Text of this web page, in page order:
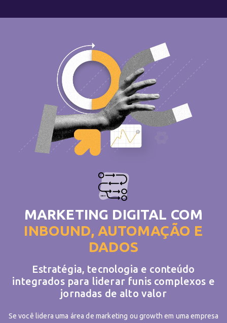
MARKETING DIGITAL COM
INBOUND, AUTOMAÇÃO E
DADOS
Estratégia, tecnologia e conteúdo
integrados para liderar funis complexos e
jornadas de alto valor
Se você lidera uma área de marketing ou growth em uma empresa